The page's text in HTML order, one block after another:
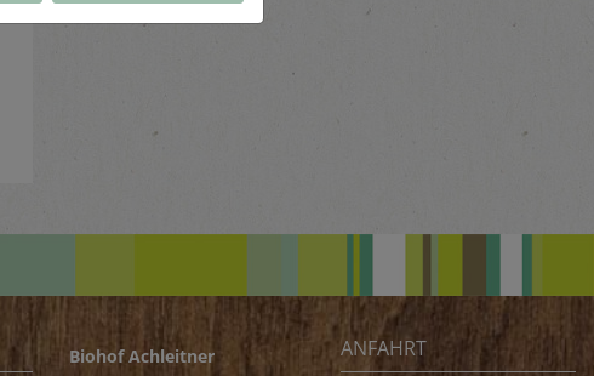
Biohof Achleitner
ANFAHRT